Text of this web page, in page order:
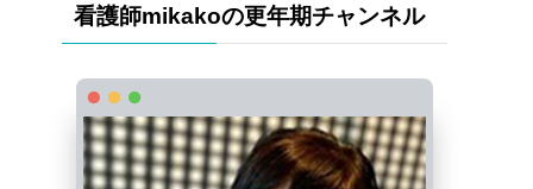
看護師mikakoの更年期チャンネル